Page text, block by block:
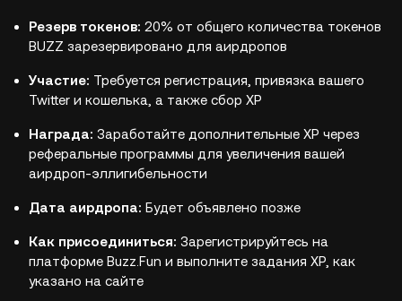
Резерв токенов: 20% от общего количества токенов
BUZZ зарезервировано для аирдропов
Участие: Требуется регистрация, привязка вашего
Twitter и кошелька, а также сбор XP
Награда: Заработайте дополнительные XP через
реферальные программы для увеличения вашей
аирдроп-эллигибельности
Дата аирдропа: Будет объявлено позже
Как присоединиться: Зарегистрируйтесь на
платформе Buzz.Fun и выполните задания XP, как
указано на сайте